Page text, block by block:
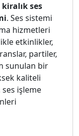
ses
. Ses sistemi
hizmetleri
etkinlikler,
partiler,
sunulan bir
kaliteli
işleme